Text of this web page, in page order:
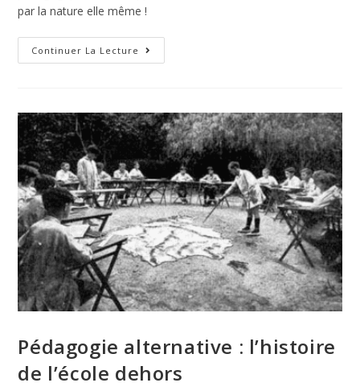
par la nature elle même !
Continuer La Lecture
Pédagogie alternative : l’histoire
de l’école dehors